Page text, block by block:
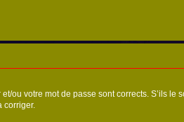
votre mot de passe sont corrects. S’ils
corriger.